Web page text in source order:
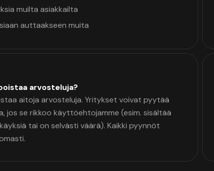
muilta asiakkailta
auttaakseen muita
arvosteluja?
aitoja arvosteluja. Yritykset voivat pyytää
jos se rikkoo käyttöehtojamme (esim. sisältää
tai on selvästi väärä). Kaikki pyynnöt